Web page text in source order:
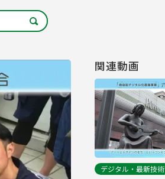
関連動画
デジタル・最新技術